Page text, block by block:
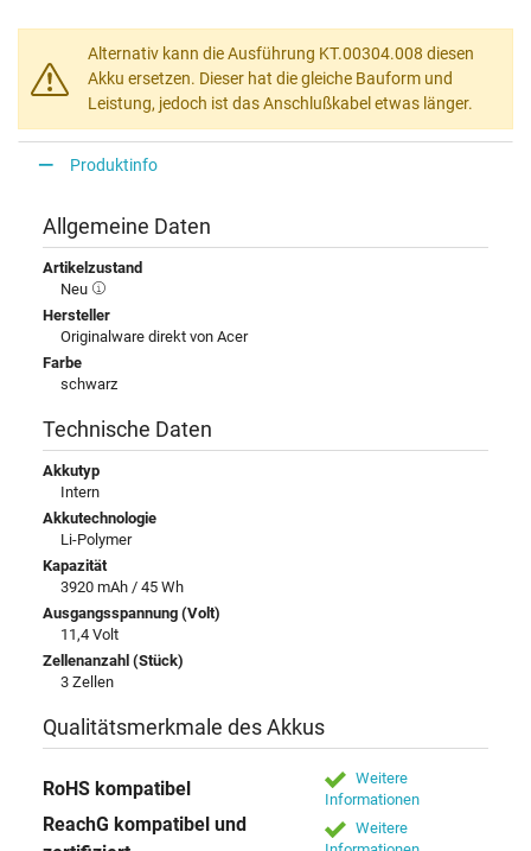
Alternativ kann die Ausführung KT.00304.008 diesen
Akku ersetzen. Dieser hat die gleiche Bauform und
Leistung, jedoch ist das Anschlußkabel etwas länger.
Produktinfo
Allgemeine Daten
Artikelzustand
Neu
Hersteller
Originalware direkt von Acer
Farbe
schwarz
Technische Daten
Akkutyp
Intern
Akkutechnologie
Li-Polymer
Kapazität
3920 mAh / 45 Wh
Ausgangsspannung (Volt)
11,4 Volt
Zellenanzahl (Stück)
3 Zellen
Qualitätsmerkmale des Akkus
RoHS kompatibel
Weitere
Informationen
ReachG kompatibel und
Weitere